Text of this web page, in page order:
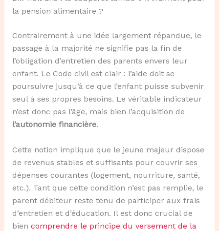
la pension alimentaire ?
Contrairement à une idée largement répandue, le
passage à la majorité ne signifie pas la fin de
l’obligation d’entretien des parents envers leur
enfant. Le Code civil est clair : l’aide doit se
poursuivre jusqu’à ce que l’enfant puisse subvenir
seul à ses propres besoins. Le véritable indicateur
n’est donc pas l’âge, mais bien l’acquisition de
l’autonomie financière.
Cette notion implique que le jeune majeur dispose
de revenus stables et suffisants pour couvrir ses
dépenses courantes (logement, nourriture, santé,
etc.). Tant que cette condition n’est pas remplie, le
parent débiteur reste tenu de participer aux frais
d’entretien et d’éducation. Il est donc crucial de
bien comprendre le principe du versement de la